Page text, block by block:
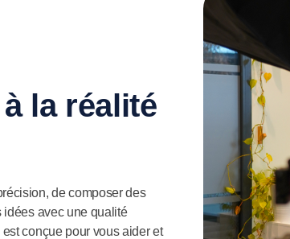
la réalité
de composer des
idées avec une qualité
conçue pour vous aider et